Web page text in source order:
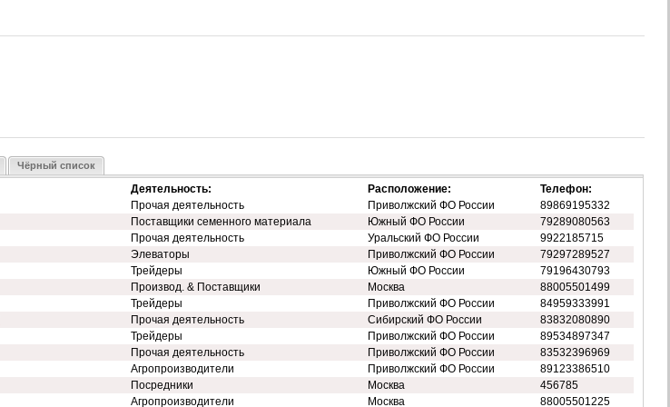
Чёрный список
Деятельность: Расположение:
Телефон:
Прочая деятельность Приволжский ФО России
89869195332
Поставщики семенного материала Южный ФО России
79289080563
Прочая деятельность Уральский ФО России
9922185715
Элеваторы Приволжский ФО России
79297289527
Трейдеры Южный ФО России
79196430793
Производ. & Поставщики Москва
88005501499
Трейдеры Приволжский ФО России
84959333991
Прочая деятельность Сибирский ФО России
83832080890
Трейдеры Приволжский ФО России
89534897347
Прочая деятельность Приволжский ФО России
83532396969
Агропроизводители Приволжский ФО России
89123386510
Посредники Москва
456785
Агропроизводители Москва 88005501225